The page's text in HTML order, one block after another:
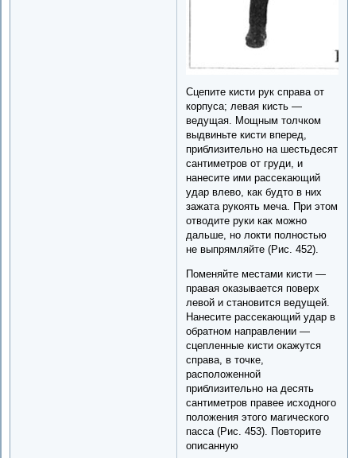
Сцепите кисти рук справа от
корпуса; левая кисть —
ведущая. Мощным толчком
выдвиньте кисти вперед,
приблизительно на шестьдесят
сантиметров от груди, и
нанесите ими рассекающий
удар влево, как будто в них
зажата рукоять меча. При этом
отводите руки как можно
дальше, но локти полностью
не выпрямляйте (Рис. 452).
Поменяйте местами кисти —
правая оказывается поверх
левой и становится ведущей.
Нанесите рассекающий удар в
обратном направлении —
сцепленные кисти окажутся
справа, в точке,
расположенной
приблизительно на десять
сантиметров правее исходного
положения этого магического
пасса (Рис. 453). Повторите
описанную